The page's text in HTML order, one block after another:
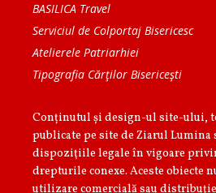
BASILICA Travel
Serviciul de Colportaj Bisericesc
Atelierele Patriarhiei
Tipografia Cărţilor Bisericeşti
Conținutul și design-ul site-ului,
publicate pe site de Ziarul Lumina
dispoziţiile legale în vigoare
drepturile conexe. Aceste obiecte
utilizare comercială sau